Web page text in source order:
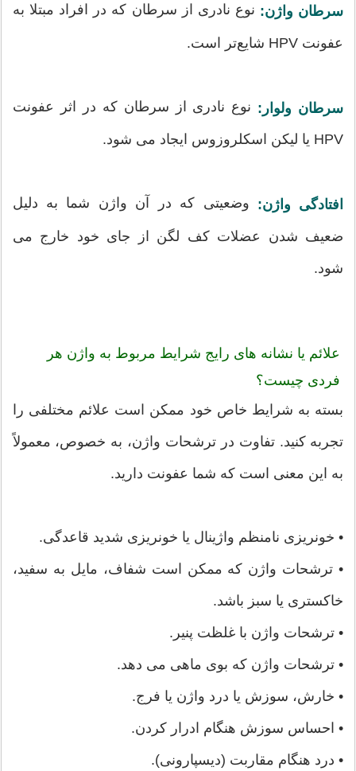
سرطان واژن: نوع نادری از سرطان که در افراد مبتلا به
عفونت HPV شایع‌تر است.
سرطان ولوار: نوع نادری از سرطان که در اثر عفونت
HPV یا لیکن اسکلروزوس ایجاد می شود.
افتادگی واژن: وضعیتی که در آن واژن شما به دلیل
ضعیف شدن عضلات کف لگن از جای خود خارج می
شود.
علائم یا نشانه های رایج شرایط مربوط به واژن هر
فردی چیست؟
بسته به شرایط خاص خود ممکن است علائم مختلفی را
تجربه کنید. تفاوت در ترشحات واژن، به خصوص، معمولاً
به این معنی است که شما عفونت دارید.
• خونریزی نامنظم واژینال یا خونریزی شدید قاعدگی.
• ترشحات واژن که ممکن است شفاف، مایل به سفید،
خاکستری یا سبز باشد.
• ترشحات واژن با غلظت پنیر.
• ترشحات واژن که بوی ماهی می دهد.
• خارش، سوزش یا درد واژن یا فرج.
• احساس سوزش هنگام ادرار کردن.
• درد هنگام مقاربت (دیسپارونی).